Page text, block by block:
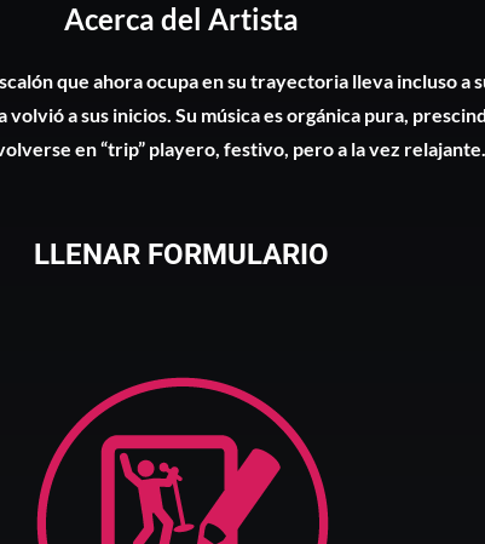
Acerca del Artista
que ahora ocupa en su trayectoria lleva incluso a
volvió a sus inicios. Su música es orgánica pura,
en “trip” playero, festivo, pero a la vez relajante.
LLENAR FORMULARIO